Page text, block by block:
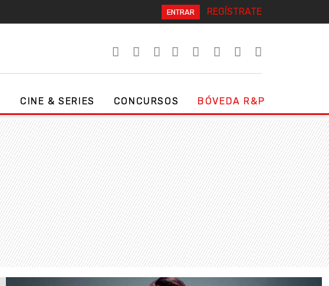
ENTRAR REGÍSTRATE
CINE & SERIES CONCURSOS BÓVEDA R&P